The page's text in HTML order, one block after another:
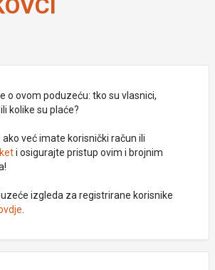
o ovom poduzeću: tko su vlasnici,
kolike su plaće?
ako već imate korisnički račun ili
i osigurajte pristup ovim i brojnim
izgleda za registrirane korisnike